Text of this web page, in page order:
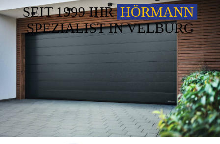
SEIT 1999 IHR HÖRMANN
SPEZIALIST IN VELBURG